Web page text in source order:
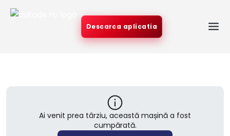
Descarca aplicatia
Ai venit prea târziu, această mașină a fost
cumpărată.